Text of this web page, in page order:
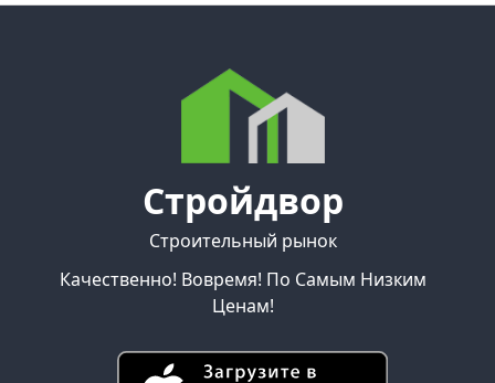
Стройдвор
Строительный рынок
Качественно! Вовремя! По Самым Низким
Ценам!